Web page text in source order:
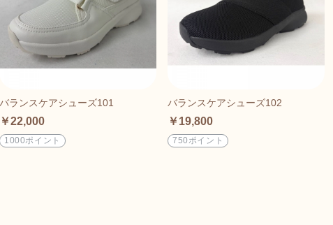
バランスケアシューズ101
￥22,000
1000ポイント
バランスケアシューズ102
￥19,800
750ポイント